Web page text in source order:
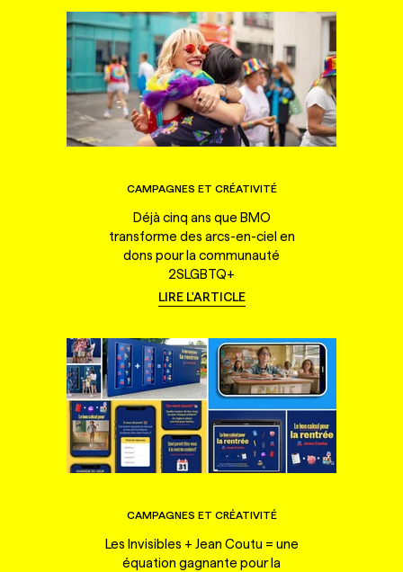
CAMPAGNES ET CRÉATIVITÉ
Déjà cinq ans que BMO
transforme des arcs-en-ciel en
dons pour la communauté
2SLGBTQ+
LIRE L'ARTICLE
CAMPAGNES ET CRÉATIVITÉ
Les Invisibles + Jean Coutu = une
équation gagnante pour la